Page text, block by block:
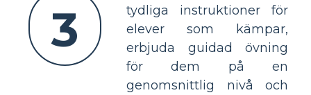
3
tydliga instruktioner för
elever som kämpar,
erbjuda guidad övning
för dem på en
genomsnittlig nivå och